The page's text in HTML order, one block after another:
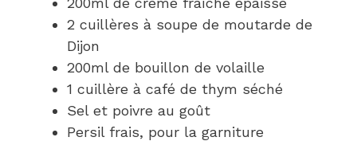
2 cuillères à soupe de moutarde de
Dijon
200ml de bouillon de volaille
1 cuillère à café de thym séché
Sel et poivre au goût
Persil frais, pour la garniture